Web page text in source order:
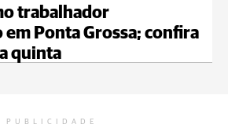
trabalhador
Ponta Grossa; confira
quinta
PUBLICIDADE